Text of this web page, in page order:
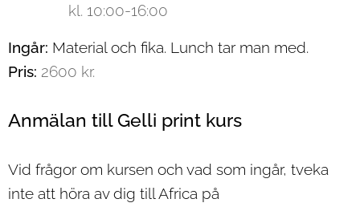
kl. 10:00-16:00
Ingår: Material och fika. Lunch tar man med.
Pris: 2600 kr.
Anmälan till Gelli print kurs
Vid frågor om kursen och vad som ingår, tveka
inte att höra av dig till Africa på